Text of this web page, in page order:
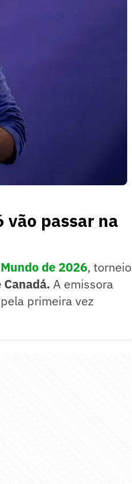
vão passar na
de 2026, torneio
A emissora
primeira vez